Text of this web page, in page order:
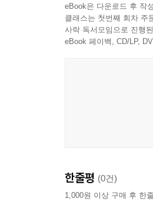
eBook은 다운로드 후 작
클래스는 첫번째 회차 주
사락 독서모임으로 진행
eBook 페이백, CD/LP,
한줄평 (0건)
1,000원 이상 구매 후 한